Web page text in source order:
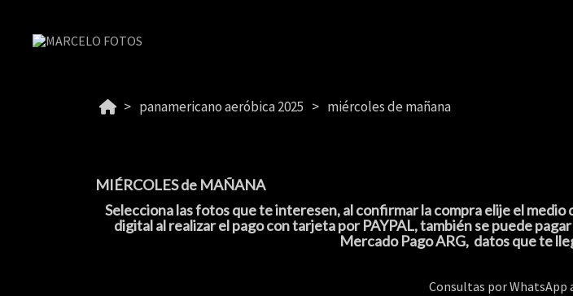
panamericano aeróbica 2025 miércoles de mañana
MIÉRCOLES de MAÑANA
Selecciona las fotos que te interesen, al confirmar la compra elije el
digital al realizar el pago con tarjeta por PAYPAL, también se puede
Mercado Pago ARG, datos que te
Consultas porWhatsApp